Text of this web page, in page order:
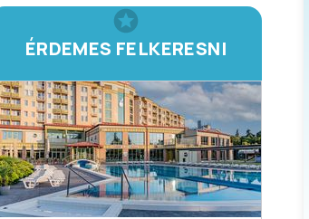
ÉRDEMES FELKERESNI